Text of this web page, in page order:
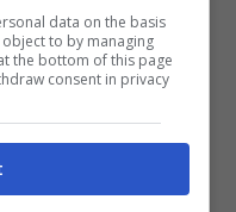
genera energia
Bill Gates e Steve
data on the basis
to by managing
the bottom of this page
consent in privacy